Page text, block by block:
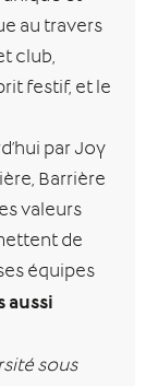
au travers
club,
festif, et le
par Joy
Barrière
valeurs
de
équipes
aussi
sous